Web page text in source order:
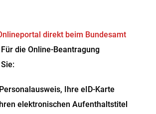
direkt beim Bundesamt
ür die Online-Beantragung
Ihre eID-Karte
elektronischen Aufenthaltstitel